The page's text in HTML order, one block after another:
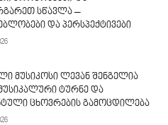
სწავლა –
და პერსპექტივები
მუსიკოსი ლევან შენგელია
ტურნე და
ცხოვრების გამოცდილება